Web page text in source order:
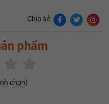
Chia sẻ:
phẩm
chọn)